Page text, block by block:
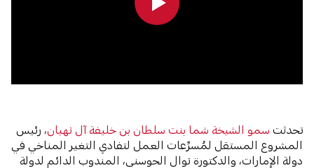
تحدثتسمو الشيخة شما بنت سلطان بن خليفة آل نهيان، رئيس
المشروع المستقل لمُسرِّعات العمل لتفادي التغير المناخي في
دولة الإمارات، والدكتورة نوال الحوسني، المندوب الدائم لدولة